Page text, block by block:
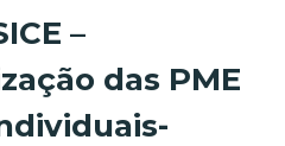
–
das PME